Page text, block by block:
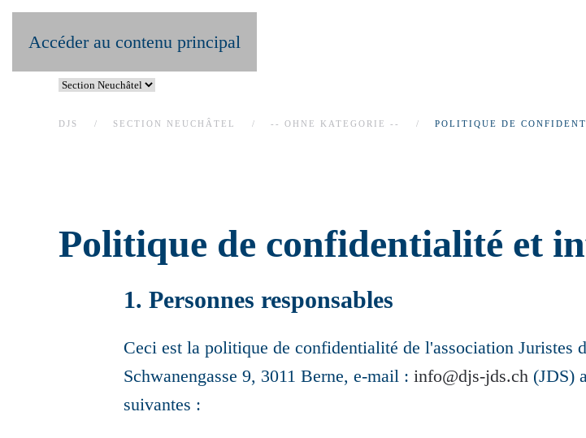
Accéder au contenu principal
DJS SECTION NEUCHÂTEL -- OHNE KATEGORIE -- POLITIQUE DE
Politique de confidentialité et
1. Personnes responsables
Ceci est la politique de confidentialité de l'association Juristes
Schwanengasse 9, 3011 Berne, e-mail : info@djs-jds.ch (JDS)
suivantes :